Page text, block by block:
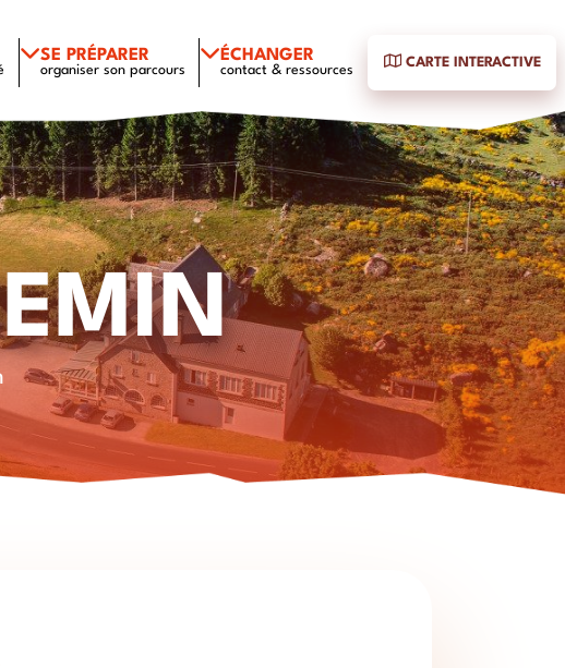
SE PRÉPARER
organiser son parcours
ÉCHANGER
contact & ressources
CARTE INTERACTIVE